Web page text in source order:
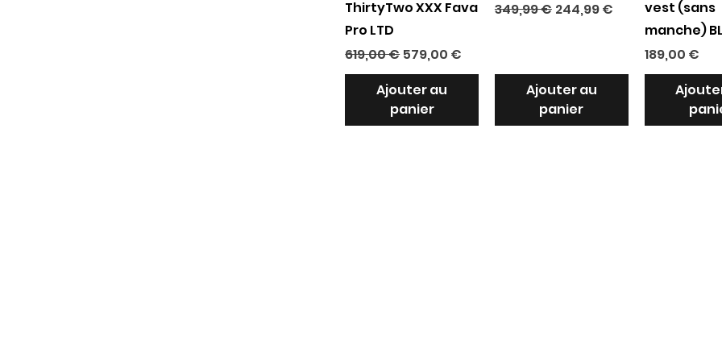
ThirtyTwo XXX Fava
Pro LTD
Prix original
619,00 € Prix promotionnel
579,00 €
Ajouter au
panier
Prix original
349,99 € Prix promotionnel
244,99 €
Ajouter au
panier
vest (sans
manche)
Prix
189,00 €